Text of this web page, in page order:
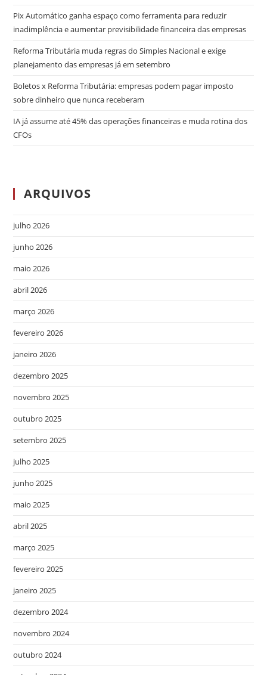
Pix Automático ganha espaço como ferramenta para reduzir
inadimplência e aumentar previsibilidade financeira das empresas
Reforma Tributária muda regras do Simples Nacional e exige
planejamento das empresas já em setembro
Boletos x Reforma Tributária: empresas podem pagar imposto
sobre dinheiro que nunca receberam
IA já assume até 45% das operações financeiras e muda rotina dos
CFOs
ARQUIVOS
julho 2026
junho 2026
maio 2026
abril 2026
março 2026
fevereiro 2026
janeiro 2026
dezembro 2025
novembro 2025
outubro 2025
setembro 2025
julho 2025
junho 2025
maio 2025
abril 2025
março 2025
fevereiro 2025
janeiro 2025
dezembro 2024
novembro 2024
outubro 2024